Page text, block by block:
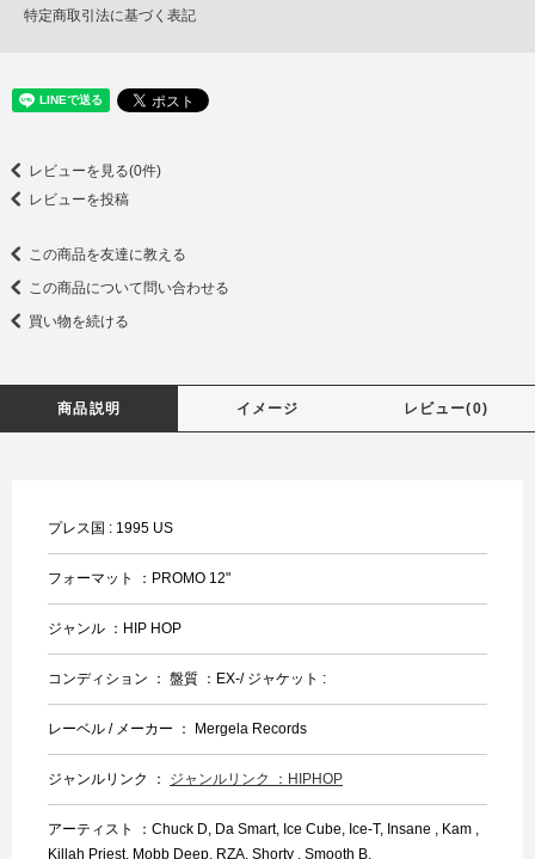
特定商取引法に基づく表記
レビューを見る(0件)
レビューを投稿
この商品を友達に教える
この商品について問い合わせる
買い物を続ける
商品説明 イメージ レビュー(0)
プレス国 : 1995 US
フォーマット ：PROMO 12"
ジャンル ：HIP HOP
コンディション ： 盤質 ：EX-/ ジャケット :
レーベル / メーカー ： Mergela Records
ジャンルリンク ： ジャンルリンク ：HIPHOP
アーティスト ：Chuck D, Da Smart, Ice Cube, Ice-T, Insane , Kam ,
Killah Priest, Mobb Deep, RZA, Shorty , Smooth B.